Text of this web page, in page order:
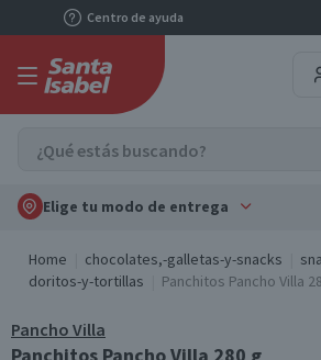
Centro de ayuda
Elige tu modo de entrega
Home chocolates,-galletas-y-snacks
doritos-y-tortillas
Panchitos Pancho Villa
Pancho Villa